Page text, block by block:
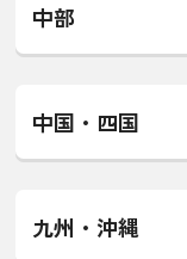
中部
中国・四国
九州・沖縄